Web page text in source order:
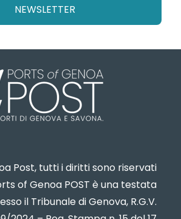
NEWSLETTER
Post, tutti i diritti sono riservati
of Genoa POST è una testata
il Tribunale di Genova, R.G.V.